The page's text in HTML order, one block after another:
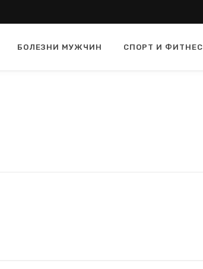
БОЛЕЗНИ МУЖЧИН СПОРТ И ФИТНЕС